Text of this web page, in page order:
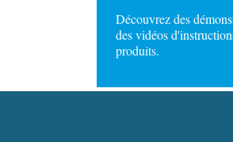
Découvrez des
des vidéos
produits.